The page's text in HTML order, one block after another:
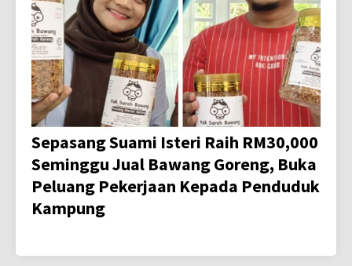
Sepasang Suami Isteri Raih RM30,000
Seminggu Jual Bawang Goreng, Buka
Peluang Pekerjaan Kepada Penduduk
Kampung